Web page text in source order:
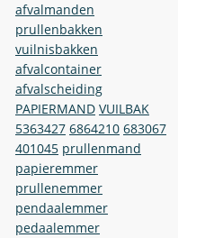
afvalmanden
prullenbakken
vuilnisbakken
afvalcontainer
afvalscheiding
PAPIERMAND VUILBAK
5363427 6864210 683067
401045 prullenmand
papieremmer
prullenemmer
pendaalemmer
pedaalemmer